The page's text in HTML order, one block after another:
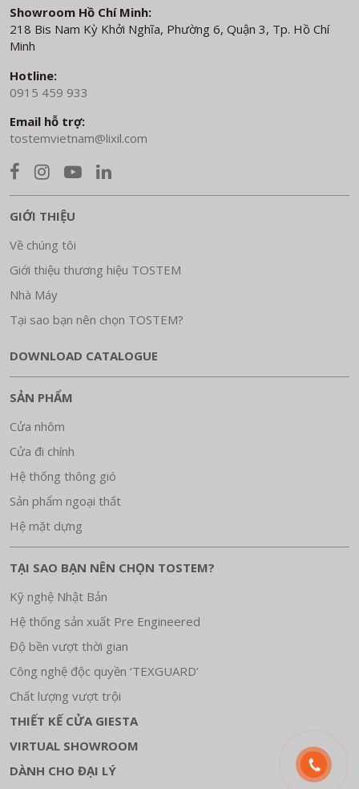
Showroom Hồ Chí Minh:
218 Bis Nam Kỳ Khởi Nghĩa, Phường 6, Quận 3, Tp. Hồ Chí
Minh
Hotline:
0915 459 933
Email hỗ trợ:
tostemvietnam@lixil.com
GIỚI THIỆU
Về chúng tôi
Giới thiệu thương hiệu TOSTEM
Nhà Máy
Tại sao bạn nên chọn TOSTEM?
DOWNLOAD CATALOGUE
SẢN PHẨM
Cửa nhôm
Cửa đi chính
Hệ thống thông gió
Sản phẩm ngoại thất
Hệ mặt dựng
TẠI SAO BẠN NÊN CHỌN TOSTEM?
Kỹ nghệ Nhật Bản
Hệ thống sản xuất Pre Engineered
Độ bền vượt thời gian
Công nghệ độc quyền ‘TEXGUARD’
Chất lượng vượt trội
THIẾT KẾ CỬA GIESTA
VIRTUAL SHOWROOM
DÀNH CHO ĐẠI LÝ